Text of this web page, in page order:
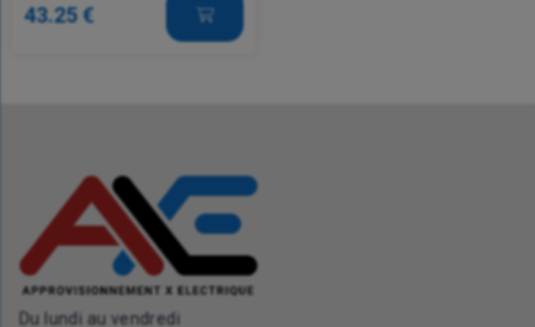
43.25 €
Du lundi au vendredi